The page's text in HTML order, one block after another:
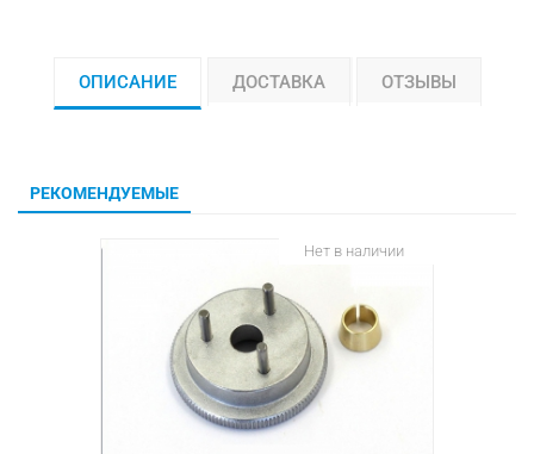
ОПИСАНИЕ ДОСТАВКА ОТЗЫВЫ
РЕКОМЕНДУЕМЫЕ
Нет в наличии